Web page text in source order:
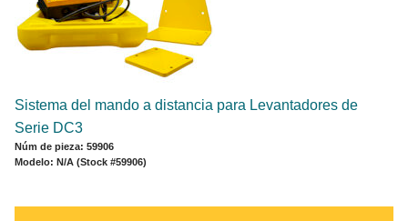
Sistema del mando a distancia para Levantadores de
Serie DC3
Núm de pieza: 59906
Modelo: N/A (Stock #59906)